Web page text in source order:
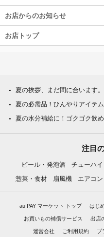
お店からのお知らせ
お店トップ
夏の挨拶、まだ間に合います。
夏の必需品！ひんやりアイテム
夏の水分補給に！ゴクゴク飲
注目
ビール・発泡酒 チューハイ
惣菜・食材
扇風機 エアコン
au PAY マーケット トップ はじ
お買いもの補償サービス 出店
運営会社 ご利用規約 プ